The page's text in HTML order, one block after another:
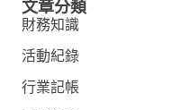
文章分類
財務知識
活動紀錄
行業記帳